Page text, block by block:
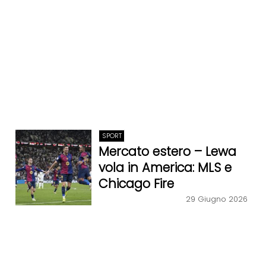
SPORT
Mercato estero – Lewa
vola in America: MLS e
Chicago Fire
29 Giugno 2026